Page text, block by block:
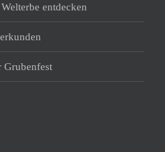
entdecken
Grubenfest